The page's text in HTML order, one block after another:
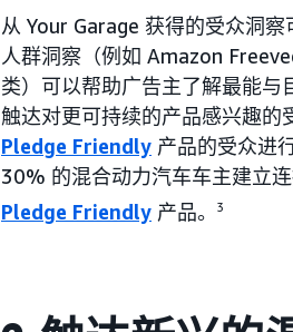
从 Your Garage 获得的受众洞
人群洞察（例如 Amazon
类）可以帮助广告主了解最能
触达对更可持续的产品感兴趣的
Pledge Friendly 产品的受众进
30% 的混合动力汽车车主建立
Pledge Friendly 产品。 3